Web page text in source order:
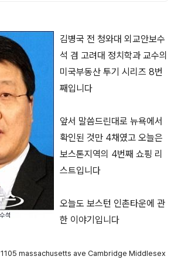
김병국 전 청와대 외교안보수
석 겸 고려대 정치학과 교수의
미국부동산 투기 시리즈 8번
째입니다
앞서 말씀드린대로 뉴욕에서
확인된 것만 4채였고 오늘은
보스톤지역의 4번째 쇼핑 리
스트입니다
오늘도 보스턴 인촌타운에 관
한 이야기입니다
1105 massachusetts ave Cambridge Middlesex